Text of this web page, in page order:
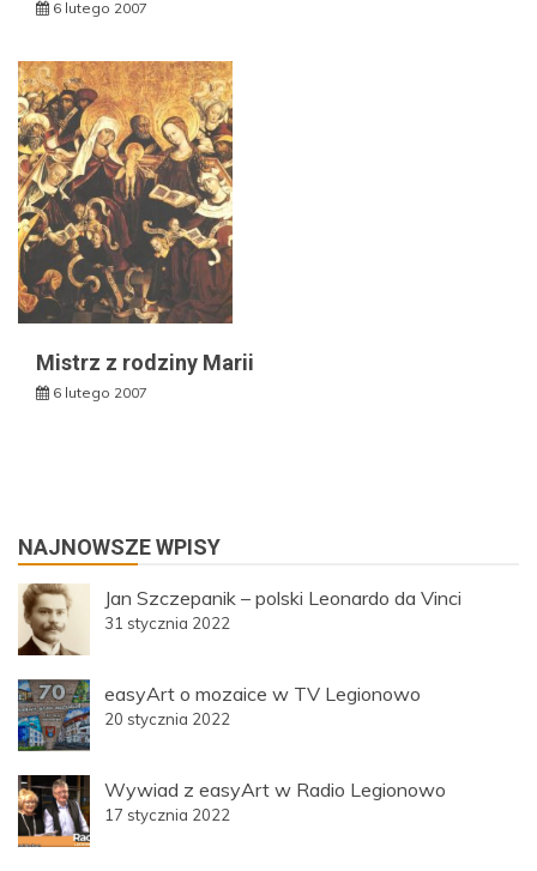
6 lutego 2007
Mistrz z rodziny Marii
6 lutego 2007
NAJNOWSZE WPISY
Jan Szczepanik – polski Leonardo da Vinci
31 stycznia 2022
easyArt o mozaice w TV Legionowo
20 stycznia 2022
Wywiad z easyArt w Radio Legionowo
17 stycznia 2022